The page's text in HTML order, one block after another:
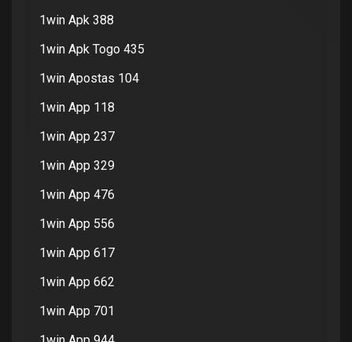
1win Apk 388
1win Apk Togo 435
1win Apostas 104
1win App 118
1win App 237
1win App 329
1win App 476
1win App 556
1win App 617
1win App 662
1win App 701